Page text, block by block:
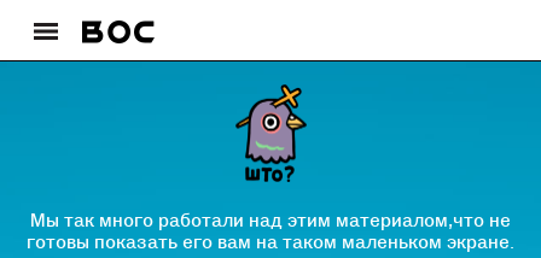
Мы так много работали над этим материалом,что не
готовы показать его вам на таком маленьком экране.